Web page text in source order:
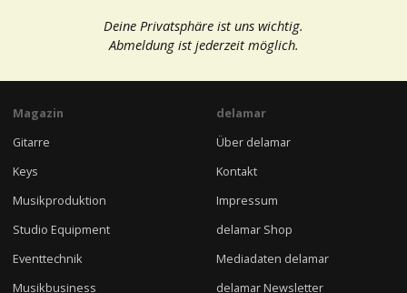
Deine Privatsphäre ist uns wichtig.
Abmeldung ist jederzeit möglich.
Magazin
Gitarre
Keys
Musikproduktion
Studio Equipment
Eventtechnik
Musikbusiness
delamar
Über delamar
Kontakt
Impressum
delamar Shop
Mediadaten delamar
delamar Newsletter